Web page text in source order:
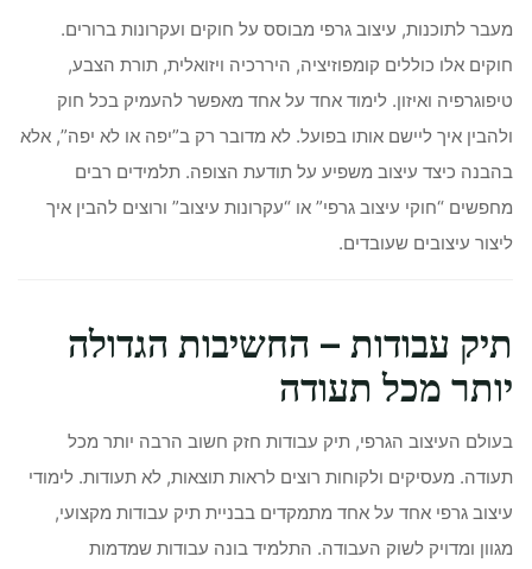
מעבר לתוכנות, עיצוב גרפי מבוסס על חוקים ועקרונות ברורים.
חוקים אלו כוללים קומפוזיציה, היררכיה ויזואלית, תורת הצבע,
טיפוגרפיה ואיזון. לימוד אחד על אחד מאפשר להעמיק בכל חוק
ולהבין איך ליישם אותו בפועל. לא מדובר רק ב”יפה או לא יפה”, אלא
בהבנה כיצד עיצוב משפיע על תודעת הצופה. תלמידים רבים
מחפשים “חוקי עיצוב גרפי” או “עקרונות עיצוב” ורוצים להבין איך
ליצור עיצובים שעובדים.
תיק עבודות – החשיבות הגדולה
יותר מכל תעודה
בעולם העיצוב הגרפי, תיק עבודות חזק חשוב הרבה יותר מכל
תעודה. מעסיקים ולקוחות רוצים לראות תוצאות, לא תעודות. לימודי
עיצוב גרפי אחד על אחד מתמקדים בבניית תיק עבודות מקצועי,
מגוון ומדויק לשוק העבודה. התלמיד בונה עבודות שמדמות